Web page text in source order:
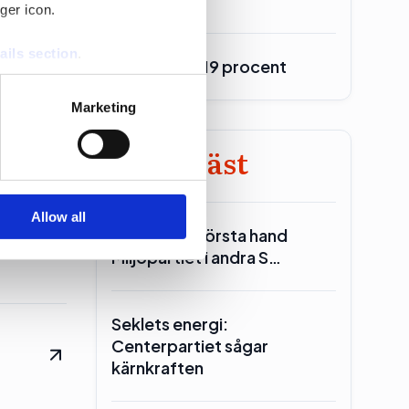
icon.
section
may combine it with
Marketing
Allow all
Burson upp 19 procent
Minst läst
Reinfeldt: I första hand
Miljöpartiet i andra S…
Seklets energi:
Centerpartiet sågar
kärnkraften